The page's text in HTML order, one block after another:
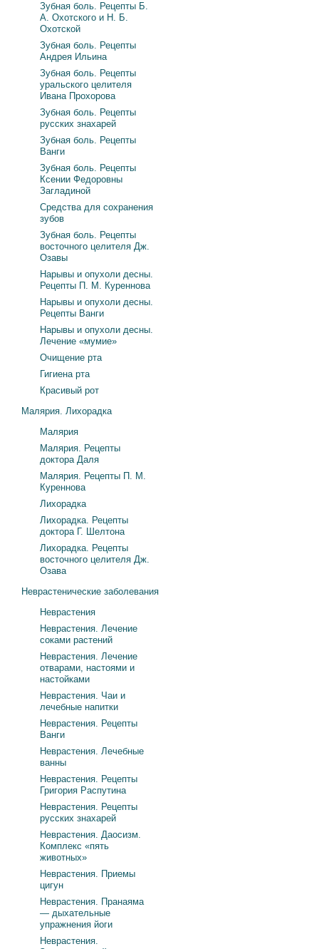
Зубная боль. Рецепты Б.
А. Охотского и Н. Б.
Охотской
Зубная боль. Рецепты
Андрея Ильина
Зубная боль. Рецепты
уральского целителя
Ивана Прохорова
Зубная боль. Рецепты
русских знахарей
Зубная боль. Рецепты
Ванги
Зубная боль. Рецепты
Ксении Федоровны
Загладиной
Средства для сохранения
зубов
Зубная боль. Рецепты
восточного целителя Дж.
Озавы
Нарывы и опухоли десны.
Рецепты П. М. Куреннова
Нарывы и опухоли десны.
Рецепты Ванги
Нарывы и опухоли десны.
Лечение «мумие»
Очищение рта
Гигиена рта
Красивый рот
Малярия. Лихорадка
Малярия
Малярия. Рецепты
доктора Даля
Малярия. Рецепты П. М.
Куреннова
Лихорадка
Лихорадка. Рецепты
доктора Г. Шелтона
Лихорадка. Рецепты
восточного целителя Дж.
Озава
Неврастенические заболевания
Неврастения
Неврастения. Лечение
соками растений
Неврастения. Лечение
отварами, настоями и
настойками
Неврастения. Чаи и
лечебные напитки
Неврастения. Рецепты
Ванги
Неврастения. Лечебные
ванны
Неврастения. Рецепты
Григория Распутина
Неврастения. Рецепты
русских знахарей
Неврастения. Даосизм.
Комплекс «пять
животных»
Неврастения. Приемы
цигун
Неврастения. Пранаяма
— дыхательные
упражнения йоги
Неврастения.